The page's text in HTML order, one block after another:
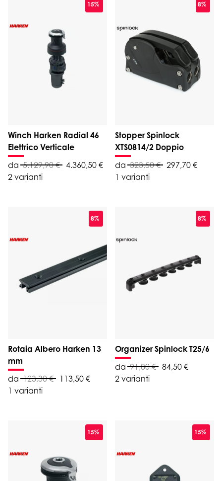
15%
Winch Harken Radial 46
Elettrico Verticale
da 5.129,90 € 4.360,50 €
2 varianti
8%
Stopper Spinlock
XTS0814/2 Doppio
da 323,50 € 297,70 €
1 varianti
8%
Rotaia Albero Harken 13
mm
da 123,30 €
113,50 €
1 varianti
8%
Organizer Spinlock T25/6
da 91,80 € 84,50 €
2 varianti
15% 15%